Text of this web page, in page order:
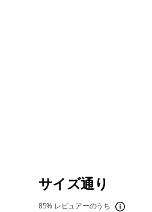
サイズ通り
85% レビュアーのうち